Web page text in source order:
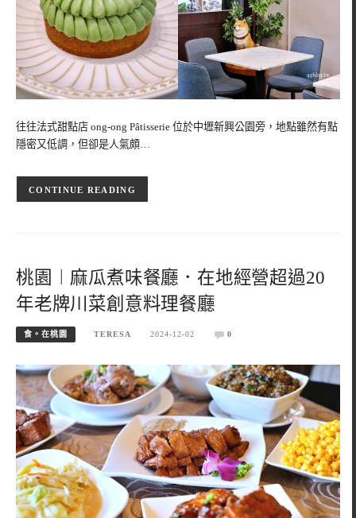
往往法式甜點店 ong-ong Pâtisserie 位於中壢新興公園旁，地點雖然有點
隱密又低調，但卻是人氣頗…
CONTINUE READING
桃園︱麻瓜煮味餐廳．在地經營超過20
年老牌川菜創意料理餐廳
食。在桃園 TERESA 2024-12-02 0